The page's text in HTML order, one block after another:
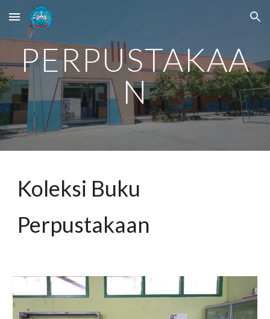
Skip to main content Skip to navigation
PERPUSTAKAA
N
Koleksi Buku
Perpustakaan